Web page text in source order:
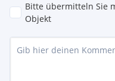
Bitte übermitteln Sie
Objekt